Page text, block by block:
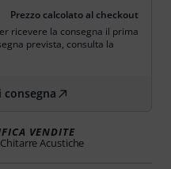
Prezzo calcolato al checkout
ricevere la consegna il prima
prevista, consulta la
VENDITE
Acustiche